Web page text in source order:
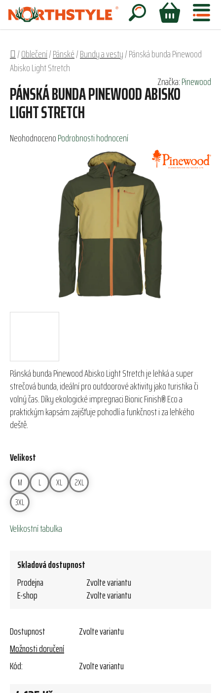
Přejít
obsah
Hledat
NÁKUPNÍ
Domů
/Oblečení/Pánské/Bundy a vesty/Pánská bunda Pinewood
Abisko Light Stretch
Pánská bunda Pinewood Abisko Light Stretch je lehká a super
strečová bunda, ideální pro outdoorové aktivity jako turistika či
volný čas. Díky ekologické impregnaci Bionic Finish® Eco a
praktickým kapsám zajišťuje pohodlí a funkčnost i za lehkého
deště.
Velikost
M L XL
2XL
3XL
Velikostní tabulka
Skladová dostupnost
Prodejna
Zvolte variantu
E-shop
Zvolte variantu
Dostupnost
Zvolte variantu
Možnosti doručení
Kód:
Zvolte variantu
PÁNSKÁ BUNDA PINEWOOD ABISKO
LIGHT STRETCH
Průměrné
NeohodnocenoPodrobnosti hodnocení
Značka:Pinewood